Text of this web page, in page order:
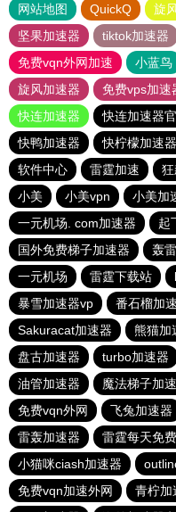
网站地图 QuickQ 旋
坚果加速器
tiktok加速器
免费vqn外网加速
小蓝鸟
旋风加速器
免费vps加速
快连加速器
快连加速器
快鸭加速器
快柠檬加速器
软件中心
雷霆加速
小美
小美vpn 小美加
一元机场. com加速器
起
国外免费梯子加速器
轰
一元机场
雷霆下载站
暴雪加速器vp
番石榴加
Sakuracat加速器
熊猫加
盘古加速器
turbo加速器
油管加速器
魔法梯子加
免费vqn外网
飞兔加速器
雷轰加速器
雷霆每天免
小猫咪ciash加速器
免费vqn加速外网
青柠加